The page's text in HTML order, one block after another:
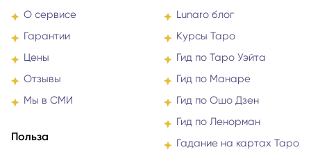
О сервисе
Гарантии
Цены
Отзывы
Мы в СМИ
Польза
Lunaro блог
Курсы Таро
Гид по Таро Уэйта
Гид по Манаре
Гид по Ошо Дзен
Гид по Ленорман
Гадание на картах Таро